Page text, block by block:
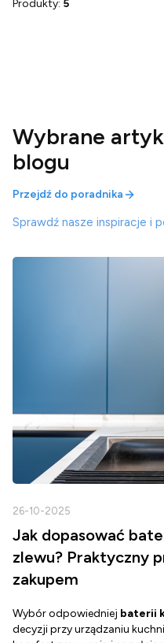
Produkty: 5
Wybrane
blogu
Przejdź do poradnika
Sprawdź nasze inspiracje i
26-10-2025
Jak dopasować
zlewu? Praktyczny
zakupem
Wybór odpowiedniej baterii
decyzji przy urządzaniu